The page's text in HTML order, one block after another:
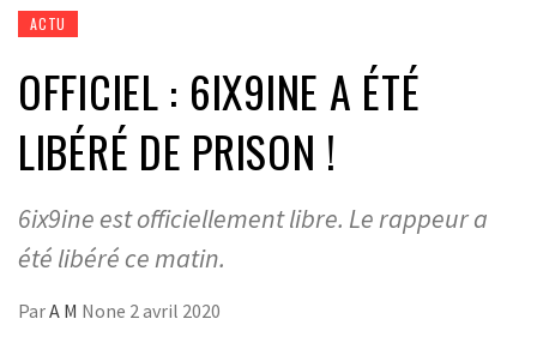
ACTU
OFFICIEL : 6IX9INE A ÉTÉ
LIBÉRÉ DE PRISON !
6ix9ine est officiellement libre. Le rappeur a
été libéré ce matin.
ParA M None 2 avril 2020